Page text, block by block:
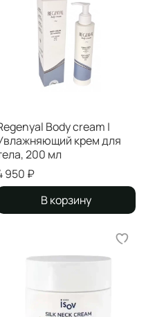
Body cream |
крем для
200 мл
950 ₽
В корзину